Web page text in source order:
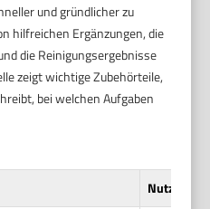
und gründlicher zu
hilfreichen Ergänzungen, die
die Reinigungsergebnisse
zeigt wichtige Zubehörteile,
bei welchen Aufgaben
Nutzen